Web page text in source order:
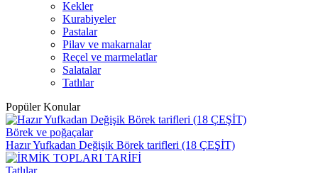
Kekler
Kurabiyeler
Pastalar
Pilav ve makarnalar
Reçel ve marmelatlar
Salatalar
Tatlılar
Popüler Konular
Börek ve poğaçalar
Hazır Yufkadan Değişik Börek tarifleri (18 ÇEŞİT)